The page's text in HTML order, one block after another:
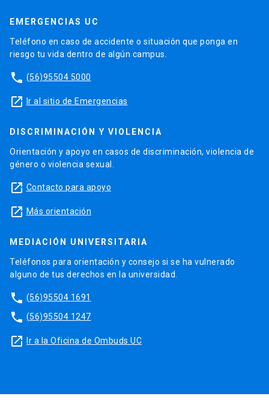
EMERGENCIAS UC
Teléfono en caso de accidente o situación que ponga en
riesgo tu vida dentro de algún campus.
phone (56)95504 5000
launch Ir al sitio de Emergencias
DISCRIMINACIÓN Y VIOLENCIA
Orientación y apoyo en casos de discriminación, violencia de
género o violencia sexual.
launch Contacto para apoyo
launch Más orientación
MEDIACIÓN UNIVERSITARIA
Teléfonos para orientación y consejo si se ha vulnerado
alguno de tus derechos en la universidad.
phone (56)95504 1691
phone (56)95504 1247
launch Ir a la Oficina de Ombuds UC